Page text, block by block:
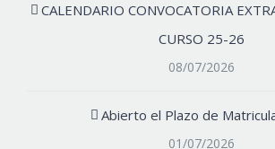
CALENDARIO CONVOCATORIA
CURSO 25-26
08/07/2026
Abierto el Plazo de
01/07/2026